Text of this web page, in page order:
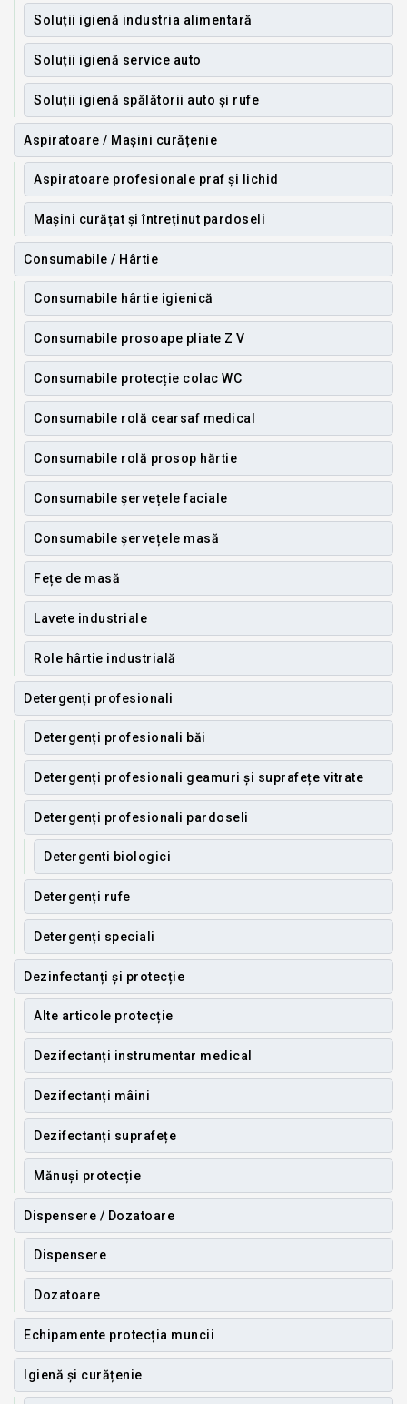
Soluții igienă industria alimentară
Soluții igienă service auto
Soluții igienă spălătorii auto și rufe
Aspiratoare / Mașini curățenie
Aspiratoare profesionale praf și lichid
Mașini curățat și întreținut pardoseli
Consumabile / Hârtie
Consumabile hârtie igienică
Consumabile prosoape pliate Z V
Consumabile protecție colac WC
Consumabile rolă cearsaf medical
Consumabile rolă prosop hărtie
Consumabile șervețele faciale
Consumabile șervețele masă
Fețe de masă
Lavete industriale
Role hârtie industrială
Detergenți profesionali
Detergenți profesionali băi
Detergenți profesionali geamuri și suprafețe vitrate
Detergenți profesionali pardoseli
Detergenti biologici
Detergenți rufe
Detergenți speciali
Dezinfectanți și protecție
Alte articole protecție
Dezifectanți instrumentar medical
Dezifectanți mâini
Dezifectanți suprafețe
Mănuși protecție
Dispensere / Dozatoare
Dispensere
Dozatoare
Echipamente protecția muncii
Igienă și curățenie